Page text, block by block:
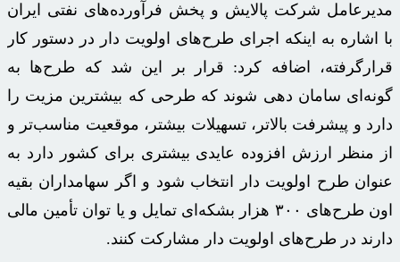
مدیرعامل شرکت پالایش و پخش فرآورده‌های نفتی ایران
با اشاره به اینکه اجرای طرح‌های اولویت دار در دستور کار
قرارگرفته، اضافه کرد: قرار بر این شد که طرح‌ها به
گونه‌ای سامان دهی شوند که طرحی که بیشترین مزیت را
دارد و پیشرفت بالاتر، تسهیلات بیشتر، موقعیت مناسب‌تر و
از منظر ارزش افزوده عایدی بیشتری برای کشور دارد به
عنوان طرح اولویت دار انتخاب شود و اگر سهامداران بقیه
اون
طرح‌های ۳۰۰ هزار بشکه‌ای تمایل و یا توان تأمین مالی
دارند در طرح‌های اولویت دار مشارکت کنند.